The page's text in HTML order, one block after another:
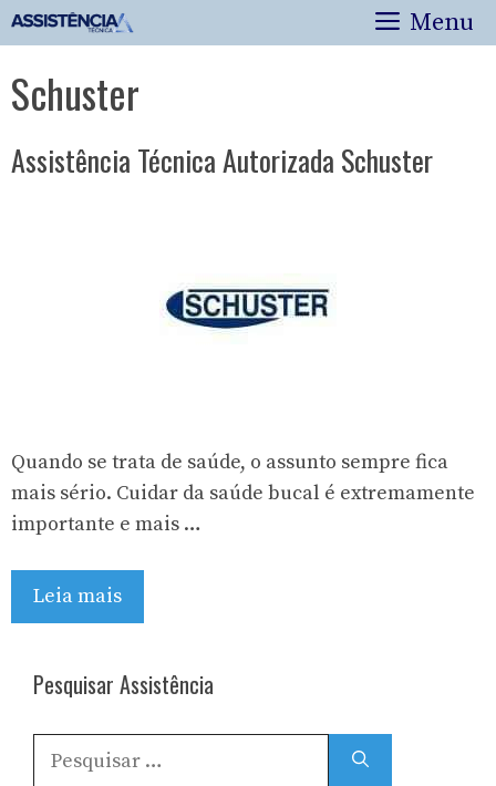
Pular
para
conteúdo
Menu
Schuster
Assistência Técnica Autorizada Schuster
Quando se trata de saúde, o assunto sempre fica
mais sério. Cuidar da saúde bucal é extremamente
importante e mais …
Leia mais
Pesquisar Assistência
Pesquisar
por: